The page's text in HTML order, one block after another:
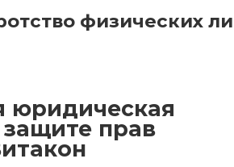
физических
юридическая
прав